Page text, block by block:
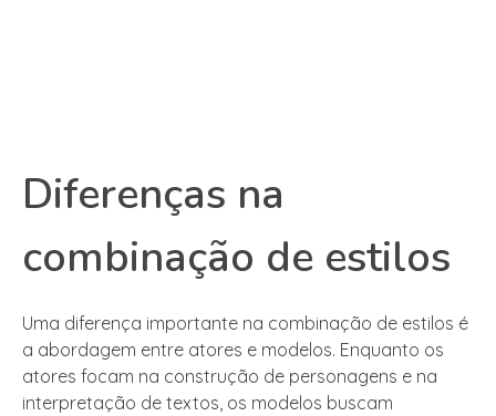
Diferenças na
combinação de estilos
Uma diferença importante na combinação de estilos é
a abordagem entre atores e modelos. Enquanto os
atores focam na construção de personagens e na
interpretação de textos, os modelos buscam